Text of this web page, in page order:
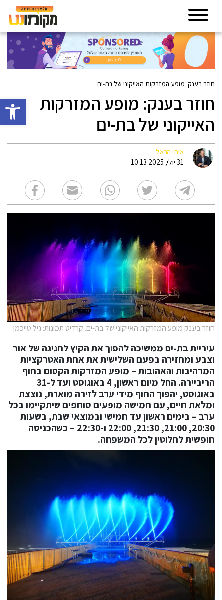
פתח
חוזר בענק: מופע המזרקות האייקוני של בת-ים
חוזר בענק: מופע המזרקות
האייקוני של בת-ים
איתי הראל
31 יולי, 2025 10:13
חוזר בענק מופע המזרקות האייקוני של בת-ים. קרדיט תמונות: גיל טייכמן
עיריית בת-ים ממשיכה להפוך את הקיץ לחגיגה של אור
וצבע ומחזירה בפעם השלישית את אחת האטרקציות
המרהיבות והאהובות – מופע המזרקות הקסום בחוף
הריביירה. החל מיום ראשון, 4 באוגוסט ועד ל-31
באוגוסט, יהפוך החוף מידי ערב לזירה מוארת, נוצצת
ומלאת חיים, עם חמישה מופעים סוחפים שיתקיימו בכל
ערב – בימים ראשון עד חמישי ובמוצאי שבת, בשעות
20:30, 21:00, 21:30, 22:00 ו-22:30 – כשהכניסה
חופשית לחלוטין לכל המשפחה.